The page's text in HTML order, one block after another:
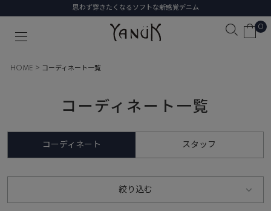
思わず穿きたくなるソフトな新感覚デニム
0
HOME コーディネート一覧
コーディネート一覧
コーディネート スタッフ
絞り込む